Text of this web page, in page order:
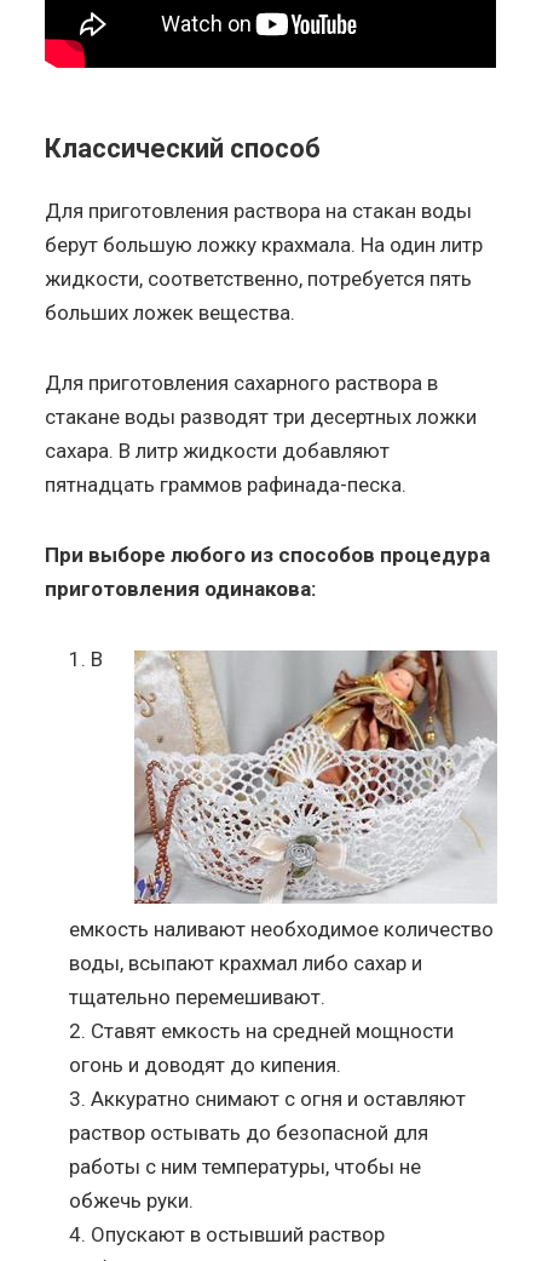
Классический способ
Для приготовления раствора на стакан воды
берут большую ложку крахмала. На один литр
жидкости, соответственно, потребуется пять
больших ложек вещества.
Для приготовления сахарного раствора в
стакане воды разводят три десертных ложки
сахара. В литр жидкости добавляют
пятнадцать граммов рафинада-песка.
При выборе любого из способов процедура
приготовления одинакова:
В
емкость наливают необходимое количество
воды, всыпают крахмал либо сахар и
тщательно перемешивают.
Ставят емкость на средней мощности
огонь и доводят до кипения.
Аккуратно снимают с огня и оставляют
раствор остывать до безопасной для
работы с ним температуры, чтобы не
обжечь руки.
Опускают в остывший раствор